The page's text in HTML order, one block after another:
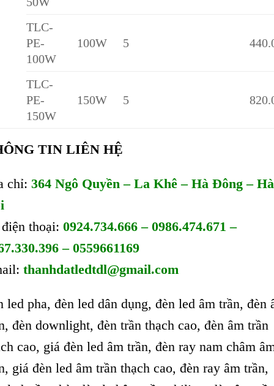
TLC-
PE-
100W
100W 5
TLC-
PE-
150W
150W 5
TIN LIÊN HỆ
chỉ: 364 Ngô Quyền – La Khê – Hà Đông – Hà
thoại: 0924.734.666 – 0986.474.671 –
– 0559661169
thanhdatledtdl@gmail.com
led pha, đèn led dân dụng, đèn led âm trần, đèn
đèn downlight, đèn trần thạch cao, đèn âm trần
cao, giá đèn led âm trần, đèn ray nam châm
giá đèn led âm trần thạch cao, đèn ray âm trần,